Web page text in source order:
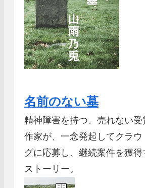
名前のない墓
精神障害を持つ、売れない受
作家が、一念発起してクラウ
グに応募し、継続案件を獲
ストーリー。